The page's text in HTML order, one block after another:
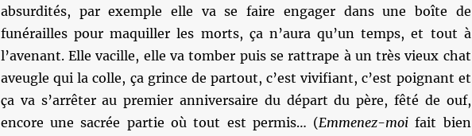
absurdités, par exemple elle va se faire engager dans une boîte de
funérailles pour maquiller les morts, ça n’aura qu’un temps, et tout à
l’avenant. Elle vacille, elle va tomber puis se rattrape à un très vieux chat
aveugle qui la colle, ça grince de partout, c’est vivifiant, c’est poignant et
ça va s’arrêter au premier anniversaire du départ du père, fêté de ouf,
encore une sacrée partie où tout est permis… (Emmenez-moifait bien